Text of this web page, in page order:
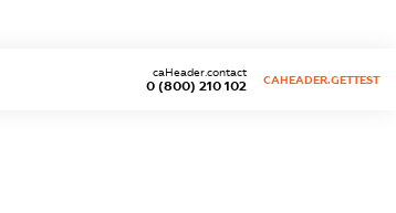
0 (800) 210 102
caHeader.contact
CAHEADER.GETTEST